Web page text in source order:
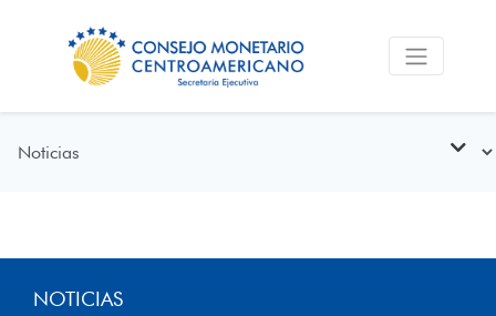
NOTICIAS